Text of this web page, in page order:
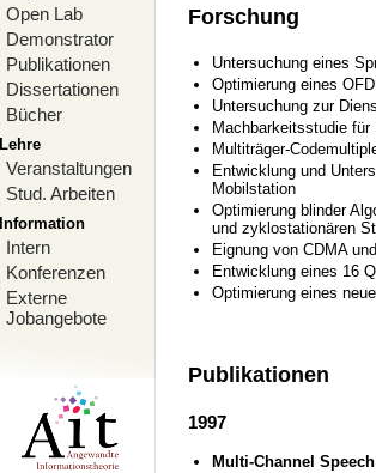
Open Lab
Demonstrator
Publikationen
Dissertationen
Bücher
Lehre
Veranstaltungen
Stud. Arbeiten
Information
Intern
Konferenzen
Externe
Jobangebote
Forschung
Untersuchung eines
Optimierung eines
Untersuchung zur
Machbarkeitsstudie für
Multiträger-
Entwicklung und
Mobilstation
Optimierung blinder
und zyklostationären
Eignung von CDMA
Entwicklung eines 16
Optimierung eines
Publikationen
1997
Multi-Channel